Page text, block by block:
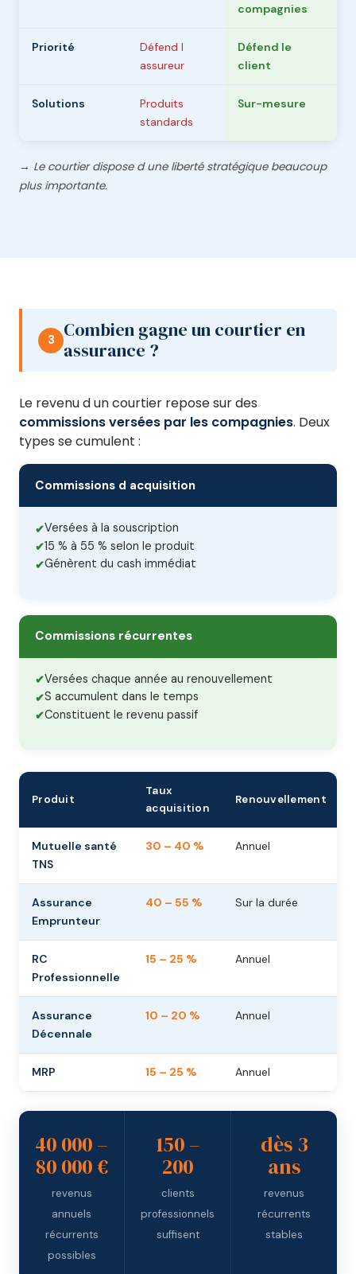
compagnies
Priorité
Défend l
assureur
Défend le
client
Solutions
Produits
standards
Sur-mesure
→ Le courtier dispose d une liberté stratégique beaucoup
plus importante.
3
Combien gagne un courtier en
assurance ?
Le revenu d un courtier repose sur des
commissions versées par les compagnies. Deux
types se cumulent :
Commissions d acquisition
Versées à la souscription
15 % à 55 % selon le produit
Génèrent du cash immédiat
Commissions récurrentes
Versées chaque année au renouvellement
S accumulent dans le temps
Constituent le revenu passif
Produit
Taux
acquisition
Renouvellement
Mutuelle santé
TNS
30 – 40 % Annuel
Assurance
Emprunteur
40 – 55 % Sur la durée
RC
Professionnelle
15 – 25 % Annuel
Assurance
Décennale
10 – 20 % Annuel
MRP 15 – 25 % Annuel
40 000 –
80 000 €
revenus
annuels
récurrents
possibles
150 –
200
clients
professionnels
suffisent
dès 3
ans
revenus
récurrents
stables